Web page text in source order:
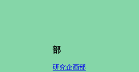
部
研究企画部